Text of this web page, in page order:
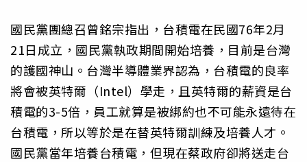
國民黨團總召曾銘宗指出，台積電在民國76年2月
21日成立，國民黨執政期間開始培養，目前是台灣
的護國神山。台灣半導體業界認為，台積電的良率
將會被英特爾（Intel）學走，且英特爾的薪資是台
積電的3-5倍，員工就算是被綁約也不可能永遠待在
台積電，所以等於是在替英特爾訓練及培養人才。
國民黨當年培養台積電，但現在蔡政府卻將送走台